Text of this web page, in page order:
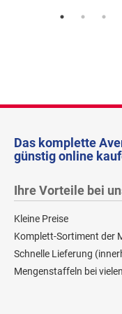
Das komplette
günstig online
Ihre Vorteile bei
Kleine Preise
Komplett-Sortiment der
Schnelle Lieferung
Mengenstaffeln bei